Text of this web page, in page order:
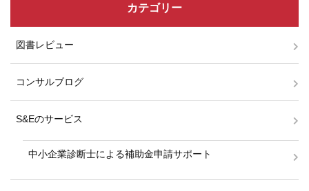
カテゴリー
図書レビュー
コンサルブログ
S&Eのサービス
中小企業診断士による補助金申請サポート